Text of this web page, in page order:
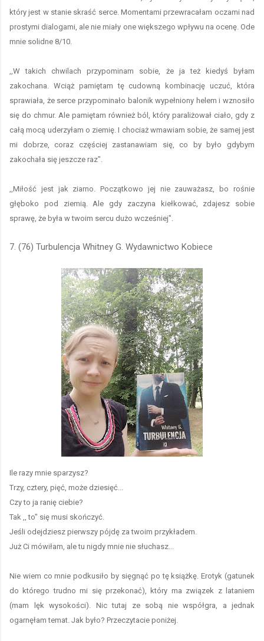
który jest w stanie skraść serce. Momentami przewracałam oczami nad
prostymi dialogami, ale nie miały one większego wpływu na ocenę. Ode
mnie solidne 8/10.
,,W takich chwilach przypominam sobie, że ja też kiedyś byłam
zakochana. Wciąż pamiętam tę cudowną kombinację uczuć, która
sprawiała, że serce przypominało balonik wypełniony helem i wznosiło
się do chmur. Ale pamiętam również ból, który paraliżował ciało, gdy z
całą mocą uderzyłam o ziemię. I chociaż wmawiam sobie, że samej jest
mi dobrze, coraz częściej zastanawiam się, co by było gdybym
zakochała się jeszcze raz".
,,Miłość jest jak ziarno. Początkowo jej nie zauważasz, bo rośnie
głęboko pod ziemią. Ale gdy zaczyna kiełkować, zdajesz sobie
sprawę, że była w twoim sercu dużo wcześniej".
7. (76) Turbulencja Whitney G. Wydawnictwo Kobiece
Ile razy mnie sparzysz?
Trzy, cztery, pięć, może dziesięć...
Czy to ja ranię ciebie?
Tak ,, to" się musi skończyć.
Jeśli odejdziesz pierwszy pójdę za twoim przykładem.
Już Ci mówiłam, ale tu nigdy mnie nie słuchasz...
Nie wiem co mnie podkusiło by sięgnąć po tę książkę. Erotyk (gatunek
do którego trudno mi się przekonać), który ma związek z lataniem
(mam lęk wysokości). Nic tutaj ze sobą nie współgra, a jednak
ogarnęłam temat. Jak było? Przeczytacie poniżej.